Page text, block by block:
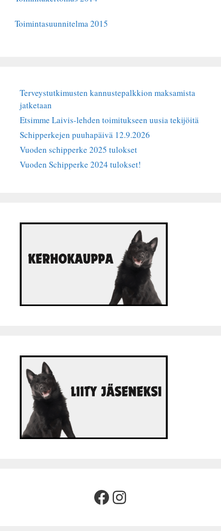
Toimintasuunnitelma 2015
Terveystutkimusten kannustepalkkion maksamista
jatketaan
Etsimme Laivis-lehden toimitukseen uusia tekijöitä
Schipperkejen puuhapäivä 12.9.2026
Vuoden schipperke 2025 tulokset
Vuoden Schipperke 2024 tulokset!
Facebook
Instagram